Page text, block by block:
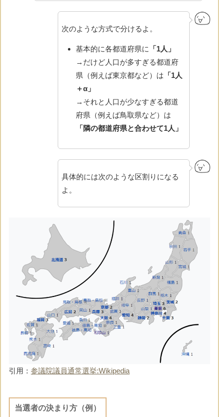
次のような方式で分けるよ。
基本的に各都道府県に 「1人」
→だけど人口が多すぎる都道府
県（例えば東京都など）は 「1人
＋α」
→それと人口が少なすぎる都道
府県（例えば鳥取県など）は
「隣の都道府県と合わせて1人」
具体的には次のような区割りになる
よ。
引用：参議院議員通常選挙:Wikipedia
当選者の決まり方（例）